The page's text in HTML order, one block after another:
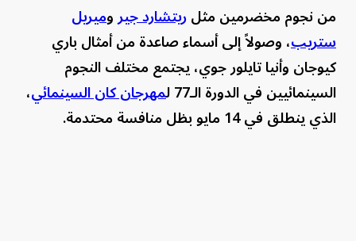
من نجوم مخضرمين مثلريتشارد جيروميريل
ستريب، وصولاً إلى أسماء صاعدة من أمثال باري
كيوجان وأنيا تايلور جوي، يجتمع مختلف النجوم
السينمائيين في الدورة الـ77 ل
مهرجان كان السينمائي،
الذي ينطلق في 14 مايو بظل منافسة محتدمة.